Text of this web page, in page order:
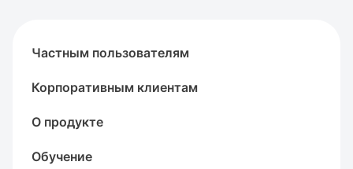
Частным пользователям
Корпоративным клиентам
О продукте
Обучение